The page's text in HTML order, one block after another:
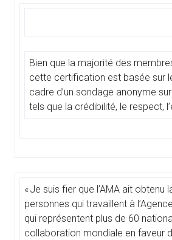
Bien que la majorité des
cette certification est basée sur
cadre d’un sondage anonyme
tels que la crédibilité, le respect,
« Je suis fier que l’AMA ait
personnes qui travaillent à
qui représentent plus de 60
collaboration mondiale en faveur